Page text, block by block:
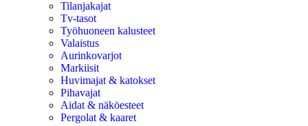
Tilanjakajat
Tv-tasot
Työhuoneen kalusteet
Valaistus
Aurinkovarjot
Markiisit
Huvimajat & katokset
Pihavajat
Aidat & näköesteet
Pergolat & kaaret